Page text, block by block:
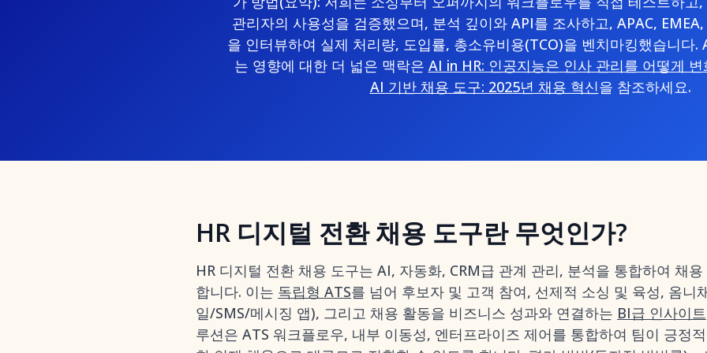
관리자의 사용성을 검증했으며, 분석 깊이와 API를 조사하고, APAC,
을 인터뷰하여 실제 처리량, 도입률, 총소유비용(TCO)을 벤치마킹했습니다.
는 영향에 대한 더 넓은 맥락은 AI in HR: 인공지능은 인사 관리를 어떻게
AI 기반 채용 도구: 2025년 채용 혁신을 참조하세요.
HR 디지털 전환 채용 도구란 무엇인가?
HR 디지털 전환 채용 도구는 AI, 자동화, CRM급 관계 관리, 분석을 통합하여 채
합니다. 이는 독립형 ATS를 넘어 후보자 및 고객 참여, 선제적 소싱 및 육성, 옴니
일/SMS/메시징 앱), 그리고 채용 활동을 비즈니스 성과와 연결하는 BI급 인사이트
루션은 ATS 워크플로우, 내부 이동성, 엔터프라이즈 제어를 통합하여 팀이 긍정